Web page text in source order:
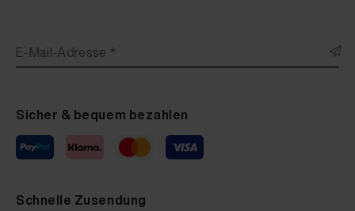
E-Mail-Adresse *
Sicher & bequem bezahlen
Schnelle Zusendung